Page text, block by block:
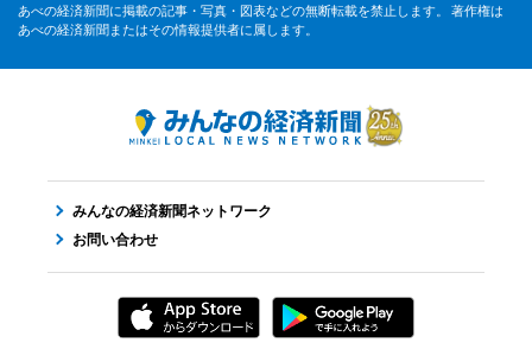
あべの経済新聞に掲載の記事・写真・図表などの無断転載を禁止します。 著作権は
あべの経済新聞またはその情報提供者に属します。
みんなの経済新聞ネットワーク
お問い合わせ